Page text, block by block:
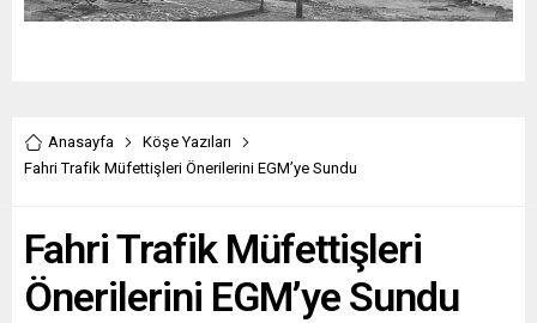
Anasayfa
Köşe Yazıları
Fahri Trafik Müfettişleri Önerilerini EGM’ye Sundu
Fahri Trafik Müfettişleri
Önerilerini EGM’ye Sundu